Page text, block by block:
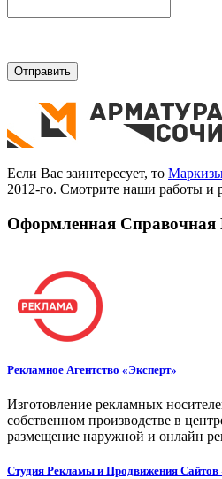
Отправить
Если Вас заинтересует, то
2012-го. Смотрите наши работы и
Оформленная
Рекламное Агентство «Эксперт»
Изготовление рекламных
собственном производстве в
размещение наружной и онлайн
Студия Рекламы и Продвижения Сайтов